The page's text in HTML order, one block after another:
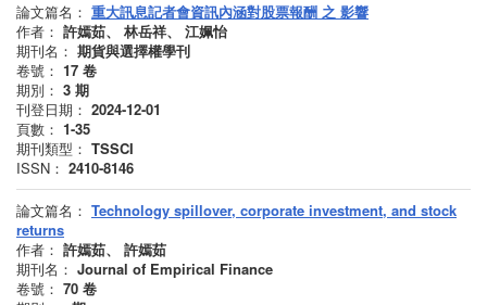
論文篇名： 重大訊息記者會資訊內涵對股票報酬 之 影響
作者： 許嫣茹、 林岳祥、 江姵怡
期刊名： 期貨與選擇權學刊
卷號： 17 卷
期別： 3 期
刊登日期： 2024-12-01
頁數： 1-35
期刊類型： TSSCI
ISSN： 2410-8146
論文篇名： Technology spillover, corporate investment, and stock
returns
作者： 許嫣茹、 許嫣茹
期刊名： Journal of Empirical Finance
卷號： 70 卷